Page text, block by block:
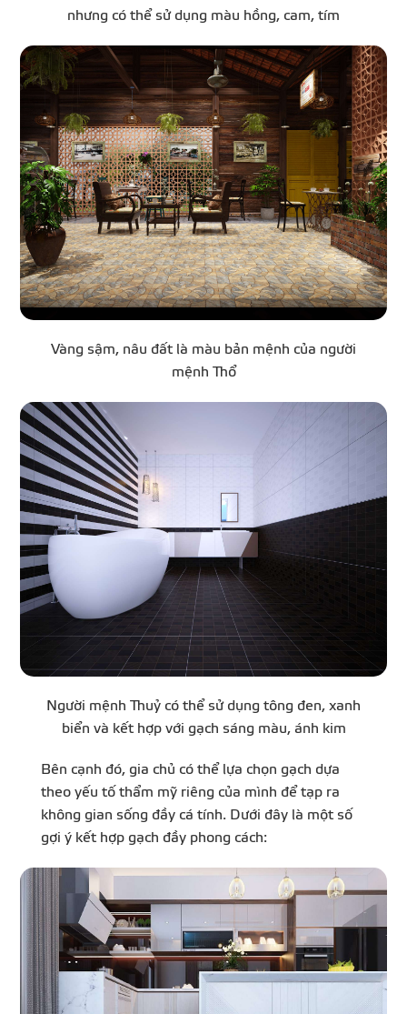
nhưng có thể sử dụng màu hồng, cam, tím
Vàng sậm, nâu đất là màu bản mệnh của người
mệnh Thổ
Người mệnh Thuỷ có thể sử dụng tông đen, xanh
biển và kết hợp với gạch sáng màu, ánh kim
Bên cạnh đó, gia chủ có thể lựa chọn gạch dựa
theo yếu tố thẩm mỹ riêng của mình để tạp ra
không gian sống đầy cá tính. Dưới đây là một số
gợi ý kết hợp gạch đầy phong cách: